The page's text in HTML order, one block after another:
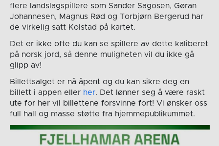
flere landslagspillere som Sander Sagosen, Gøran
Johannesen, Magnus Rød og Torbjørn Bergerud har
de virkelig satt Kolstad på kartet.
Det er ikke ofte du kan se spillere av dette kaliberet
på norsk jord, så denne muligheten vil du ikke gå
glipp av!
Billettsalget er nå åpent og du kan sikre deg en
billett i appen eller her. Det lønner seg å være raskt
ute for her vil billettene forsvinne fort! Vi ønsker oss
full hall og masse støtte fra hjemmepublikummet.